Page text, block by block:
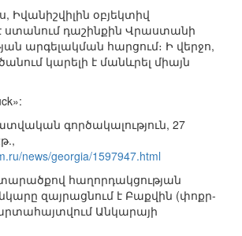
Իվանիշվիլին օբյեկտիվ
ստանում դաշինքին Վրաստանի
արգելակման հարցում։ Ի վերջո,
կարելի է մանևրել միայն
գործակալություն, 27
news/georgia/1597947.html
հաղորդակցության
զայրացնում է Բաքվին (փոքր-
Անկարայի